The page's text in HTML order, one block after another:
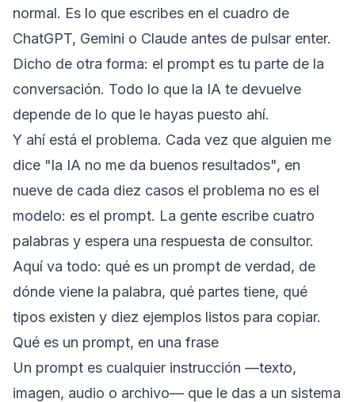
normal. Es lo que escribes en el cuadro de
ChatGPT, Gemini o Claude antes de pulsar enter.
Dicho de otra forma: el prompt es tu parte de la
conversación. Todo lo que la IA te devuelve
depende de lo que le hayas puesto ahí.
Y ahí está el problema. Cada vez que alguien me
dice "la IA no me da buenos resultados", en
nueve de cada diez casos el problema no es el
modelo: es el prompt. La gente escribe cuatro
palabras y espera una respuesta de consultor.
Aquí va todo: qué es un prompt de verdad, de
dónde viene la palabra, qué partes tiene, qué
tipos existen y diez ejemplos listos para copiar.
Qué es un prompt, en una frase
Un prompt es cualquier instrucción —texto,
imagen, audio o archivo— que le das a un sistema